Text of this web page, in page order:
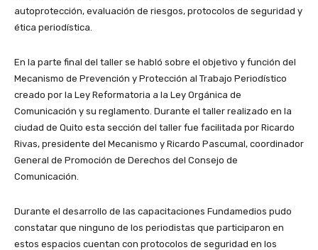
autoprotección, evaluación de riesgos, protocolos de seguridad y
ética periodística.
En la parte final del taller se habló sobre el objetivo y función del
Mecanismo de Prevención y Protección al Trabajo Periodístico
creado por la Ley Reformatoria a la Ley Orgánica de
Comunicación y su reglamento. Durante el taller realizado en la
ciudad de Quito esta sección del taller fue facilitada por Ricardo
Rivas, presidente del Mecanismo y Ricardo Pascumal, coordinador
General de Promoción de Derechos del Consejo de
Comunicación.
Durante el desarrollo de las capacitaciones Fundamedios pudo
constatar que ninguno de los periodistas que participaron en
estos espacios cuentan con protocolos de seguridad en los